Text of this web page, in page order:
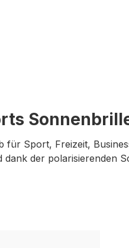
für Sport, Freizeit,
der polarisierenden